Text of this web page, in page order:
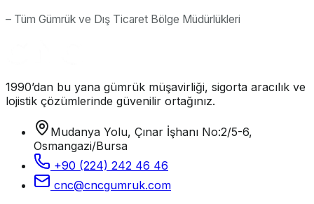
– Tüm Gümrük ve Dış Ticaret Bölge Müdürlükleri
1990’dan bu yana gümrük müşavirliği, sigorta aracılık ve
lojistik çözümlerinde güvenilir ortağınız.
Mudanya Yolu, Çınar İşhanı No:2/5-6,
Osmangazi/Bursa
+90 (224) 242 46 46
cnc@cncgumruk.com